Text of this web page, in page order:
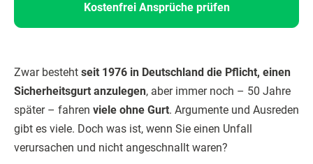
Kostenfrei Ansprüche prüfen
Zwar besteht seit 1976 in Deutschland die Pflicht, einen
Sicherheitsgurt anzulegen, aber immer noch – 50 Jahre
später – fahren viele ohne Gurt. Argumente und Ausreden
gibt es viele. Doch was ist, wenn Sie einen Unfall
verursachen und nicht angeschnallt waren?